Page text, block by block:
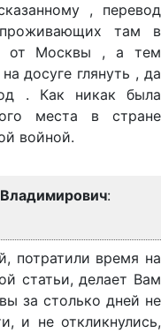
, перевод
проживающих там в
от Москвы , а тем
досуге глянуть , да
. Как никак была
места в стране
войной.
:
потратили время на
статьи, делает Вам
за столько дней не
и не откликнулись,